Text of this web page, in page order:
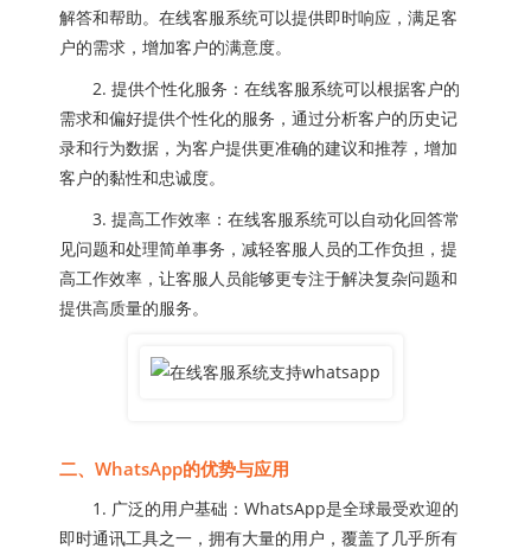
解答和帮助。在线客服系统可以提供即时响应，满足客
户的需求，增加客户的满意度。
2. 提供个性化服务：在线客服系统可以根据客户的
需求和偏好提供个性化的服务，通过分析客户的历史记
录和行为数据，为客户提供更准确的建议和推荐，增加
客户的黏性和忠诚度。
3. 提高工作效率：在线客服系统可以自动化回答常
见问题和处理简单事务，减轻客服人员的工作负担，提
高工作效率，让客服人员能够更专注于解决复杂问题和
提供高质量的服务。
二、WhatsApp的优势与应用
1. 广泛的用户基础：WhatsApp是全球最受欢迎的
即时通讯工具之一，拥有大量的用户，覆盖了几乎所有